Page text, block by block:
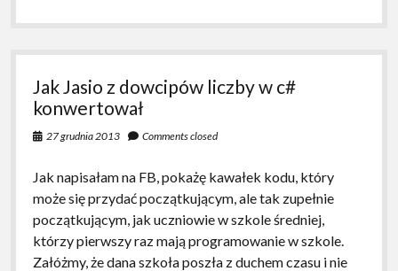
Jak Jasio z dowcipów liczby w c#
konwertował
27 grudnia 2013 Comments closed
Jak napisałam na FB, pokażę kawałek kodu, który
może się przydać początkującym, ale tak zupełnie
początkującym, jak uczniowie w szkole średniej,
którzy pierwszy raz mają programowanie w szkole.
Załóżmy, że dana szkoła poszła z duchem czasu i nie